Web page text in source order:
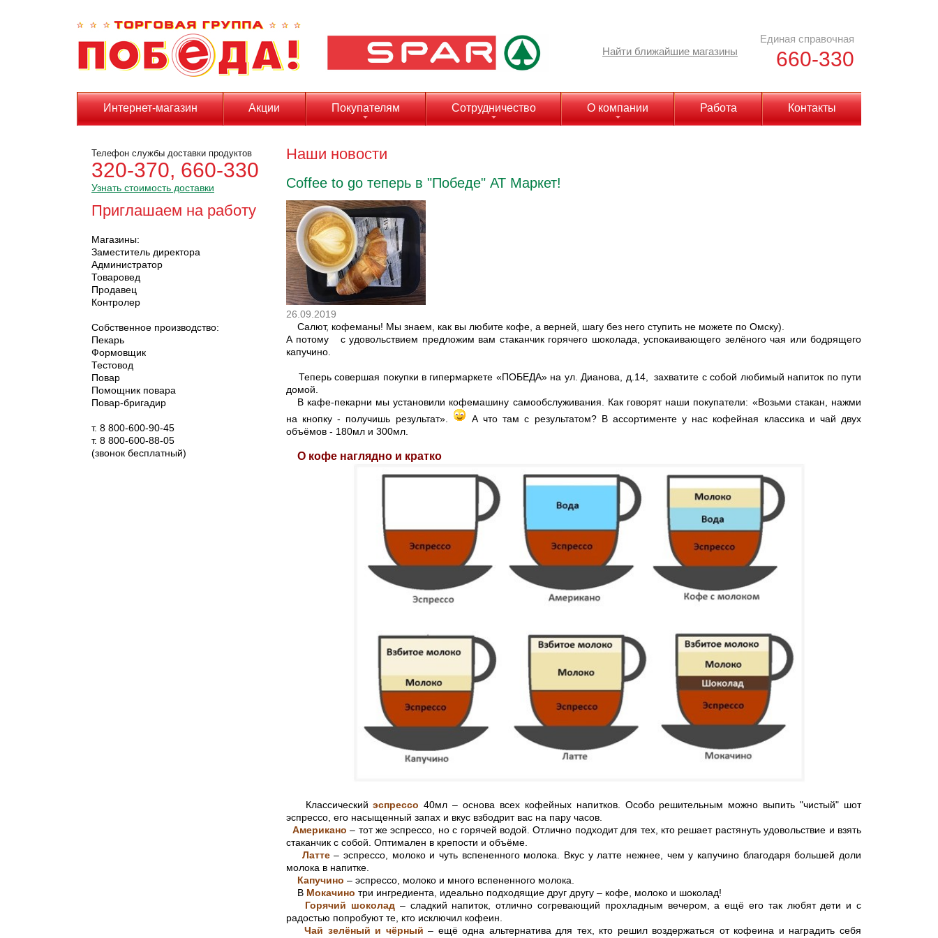
Найти ближайшие магазины
Единая справочная
660-330
Интернет-магазин Акции Покупателям Сотрудничество О компании Работа Контакты
Наши новости
Coffee to go теперь в "Победе" АТ Маркет!
26.09.2019
Салют, кофеманы! Мы знаем, как вы любите кофе, а верней, шагу без него ступить не можете по Омску).
А потому с удовольствием предложим вам стаканчик горячего шоколада, успокаивающего зелёного чая или бодрящего
капучино.
Теперь совершая покупки в гипермаркете «ПОБЕДА» на ул. Дианова, д.14, захватите с собой любимый напиток по пути
домой.
В кафе-пекарни мы установили кофемашину самообслуживания. Как говорят наши покупатели: «Возьми стакан, нажми
на кнопку - получишь результат».
А что там с результатом? В ассортименте у нас кофейная классика и чай двух
объёмов - 180мл и 300мл.
О кофе наглядно и кратко
Классическийэспрессо 40мл – основа всех кофейных напитков. Особо решительным можно выпить "чистый" шот
эспрессо, его насыщенный запах и вкус взбодрит вас на пару часов.
Американо – тот же эспрессо, но с горячей водой. Отлично подходит для тех, кто решает растянуть удовольствие и взять
стаканчик с собой. Оптимален в крепости и объёме.
Латте – эспрессо, молоко и чуть вспененного молока. Вкус у латте нежнее, чем у капучино благодаря большей доли
молока в напитке.
Капучино – эспрессо, молоко и много вспененного молока.
В Мокачино три ингредиента, идеально подходящие друг другу – кофе, молоко и шоколад!
Горячий шоколад – сладкий напиток, отлично согревающий прохладным вечером, а ещё его так любят дети и с
радостью попробуют те, кто исключил кофеин.
Чай зелёный и чёрный – ещё одна альтернатива для тех, кто решил воздержаться от кофеина и наградить себя
Телефон службы доставки продуктов
320-370, 660-330
Узнать стоимость доставки
Приглашаем на работу
Магазины:
Заместитель директора
Администратор
Товаровед
Продавец
Контролер
Собственное производство:
Пекарь
Формовщик
Тестовод
Повар
Помощник повара
Повар-бригадир
т. 8 800-600-90-45
т. 8 800-600-88-05
(звонок бесплатный)